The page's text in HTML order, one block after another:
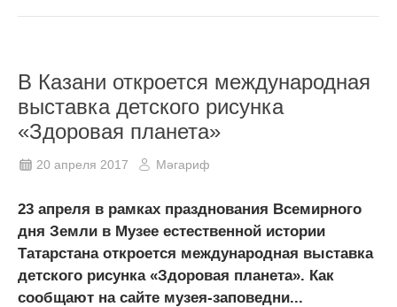
В Казани откроется международная
выставка детского рисунка
«Здоровая планета»
20 апреля 2017 Мәгариф
23 апреля в рамках празднования Всемирного
дня Земли в Музее естественной истории
Татарстана откроется международная выставка
детского рисунка «Здоровая планета». Как
сообщают на сайте музея-заповедни...